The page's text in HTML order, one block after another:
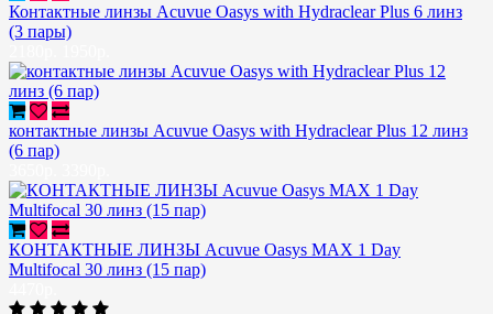
Контактные линзы Acuvue Oasys with Hydraclear Plus 6 линз
(3 пары)
контактные линзы Acuvue Oasys with Hydraclear Plus 12 линз
(6 пар)
КОНТАКТНЫЕ ЛИНЗЫ Acuvue Oasys MAX 1 Day
Multifocal 30 линз (15 пар)